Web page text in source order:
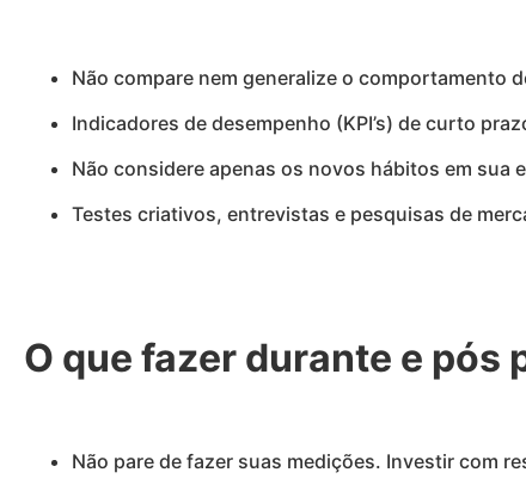
Não compare nem generalize o comportamento
Indicadores de desempenho (KPI’s) de curto
Não considere apenas os novos hábitos em sua
Testes criativos, entrevistas e pesquisas de
O que fazer durante e pós
Não pare de fazer suas medições. Investir com